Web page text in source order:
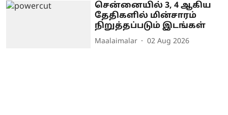
சென்னையில் 3, 4 ஆகிய
தேதிகளில் மின்சாரம்
நிறுத்தப்படும் இடங்கள்
Maalaimalar 02 Aug 2026